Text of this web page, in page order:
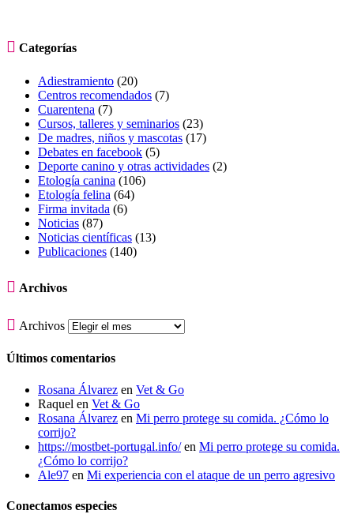
 Categorías
Adiestramiento (20)
Centros recomendados (7)
Cuarentena (7)
Cursos, talleres y seminarios (23)
De madres, niños y mascotas (17)
Debates en facebook (5)
Deporte canino y otras actividades (2)
Etología canina (106)
Etología felina (64)
Firma invitada (6)
Noticias (87)
Noticias científicas (13)
Publicaciones (140)
 Archivos
 Archivos
Últimos comentarios
Rosana Álvarez en Vet & Go
Raquel en Vet & Go
Rosana Álvarez en Mi perro protege su comida. ¿Cómo lo
corrijo?
https://mostbet-portugal.info/en Mi perro protege su comida.
¿Cómo lo corrijo?
Ale97 en Mi experiencia con el ataque de un perro agresivo
Conectamos especies